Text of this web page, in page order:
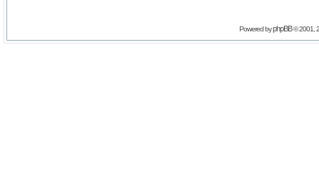
Powered byphpBB© 2001,